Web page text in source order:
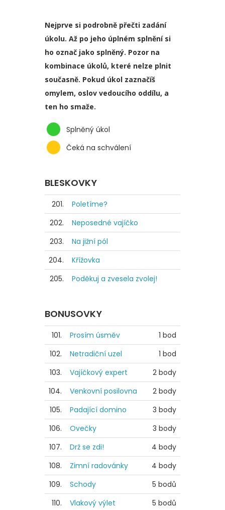
Nejprve si podrobně přečti zadání
úkolu. Až po jeho úplném splnění si
ho označ jako splněný. Pozor na
kombinace úkolů, které nelze plnit
současně. Pokud úkol zaznačíš
omylem, oslov vedoucího oddílu, a
ten ho smaže.
Splněný úkol
Čeká na schválení
BLESKOVKY
201.
Poletíme?
202.
Neposedné vajíčko
203.
Na jižní pól
204.
Křížovka
205.
Poděkuj a zvesela zvolej!
BONUSOVKY
101. Prosím úsměv
1 bod
102.
Netradiční uzel
1 bod
103.
Vajíčkový expert
2 body
104.
Venkovní posilovna
2 body
105.
Padající domino
3 body
106.
Ovečky
3 body
107.
Drž se zdi!
4 body
108.
Zimní radovánky
4 body
109.
Schody
5 bodů
110.
Vlakový výlet 5 bodů